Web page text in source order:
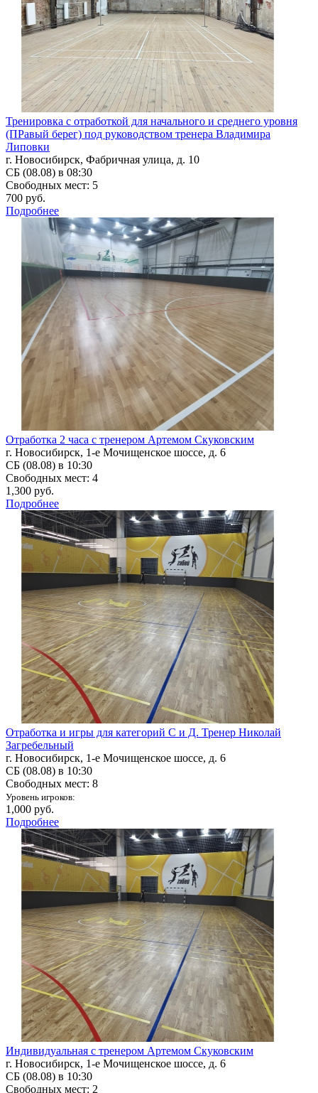
Тренировка с отработкой для начального и среднего уровня
(ПРавый берег) под руководством тренера Владимира
Липовки
г. Новосибирск, Фабричная улица, д. 10
СБ (08.08) в 08:30
Свободных мест: 5
700 руб.
Подробнее
Отработка 2 часа с тренером Артемом Скуковским
г. Новосибирск, 1-е Мочищенское шоссе, д. 6
СБ (08.08) в 10:30
Свободных мест: 4
1,300 руб.
Подробнее
Отработка и игры для категорий С и Д. Тренер Николай
Загребельный
г. Новосибирск, 1-е Мочищенское шоссе, д. 6
СБ (08.08) в 10:30
Свободных мест: 8
Уровень игроков:
1,000 руб.
Подробнее
Индивидуальная с тренером Артемом Скуковским
г. Новосибирск, 1-е Мочищенское шоссе, д. 6
СБ (08.08) в 10:30
Свободных мест: 2